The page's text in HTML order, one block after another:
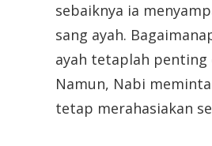
sebaiknya ia
sang ayah.
ayah tetaplah penting
Namun, Nabi
tetap merahasiakan